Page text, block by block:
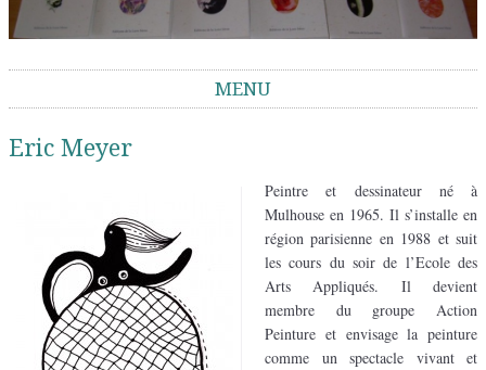
MENU
Eric Meyer
Peintre et dessinateur né à
Mulhouse en 1965. Il s’installe en
région parisienne en 1988 et suit
les cours du soir de l’Ecole des
Arts Appliqués. Il devient
membre du groupe Action
Peinture et envisage la peinture
comme un spectacle vivant et